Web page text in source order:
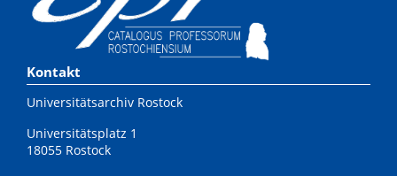
Kontakt
Universitätsarchiv Rostock
Universitätsplatz 1
18055 Rostock